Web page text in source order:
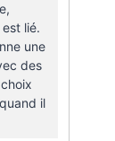
lié.
une
des
il